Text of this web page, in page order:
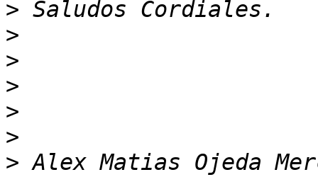
>
>
>
>
>
>
>